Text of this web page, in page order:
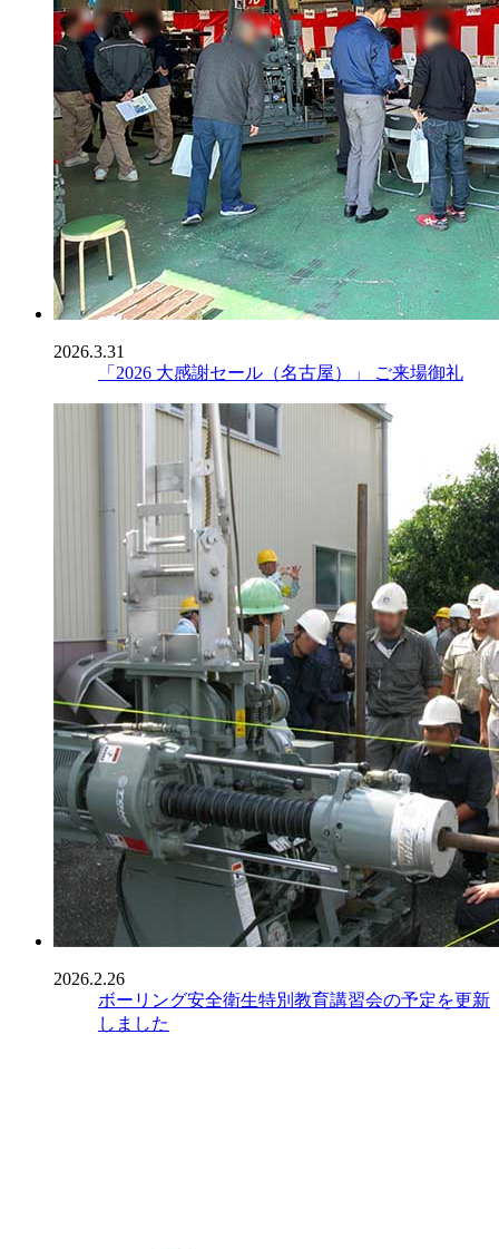
2026.3.31
「2026 大感謝セール（名古屋）」 ご来場御礼
2026.2.26
ボーリング安全衛生特別教育講習会の予定を更新
しました